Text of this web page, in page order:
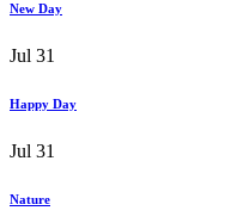
New Day
Jul 31
Happy Day
Jul 31
Nature